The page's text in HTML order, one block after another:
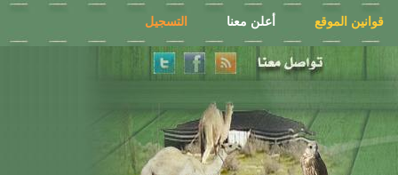
قوانين الموقع أعلن معنا التسجيل